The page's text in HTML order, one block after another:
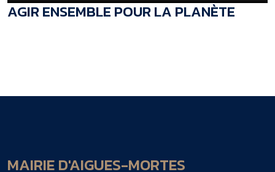
AGIR ENSEMBLE POUR LA PLANÈTE
MAIRIE D'AIGUES-MORTES